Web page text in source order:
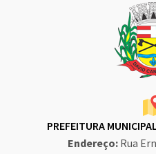
PREFEITURA
Endereço: Rua